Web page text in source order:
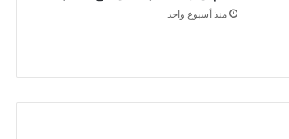
منذ أسبوع واحد